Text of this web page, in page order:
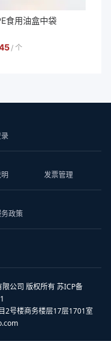
食用油盒中袋
/ 个
发票管理
政策
公司 版权所有 苏ICP备
2号楼商务楼层17层1701室